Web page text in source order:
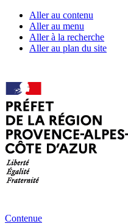
Aller au contenu
Aller au menu
Aller à la recherche
Aller au plan du site
Contenue